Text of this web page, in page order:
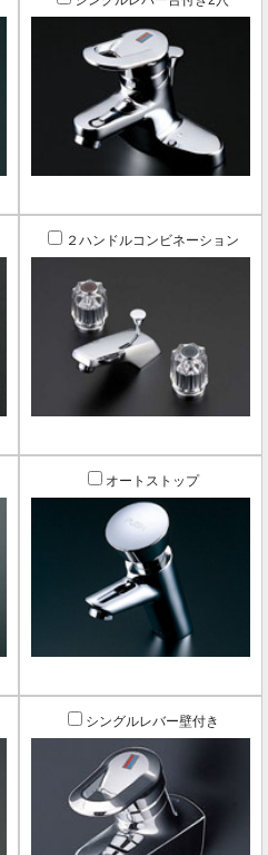
２ハンドルコンビネーション
オートストップ
シングルレバー壁付き